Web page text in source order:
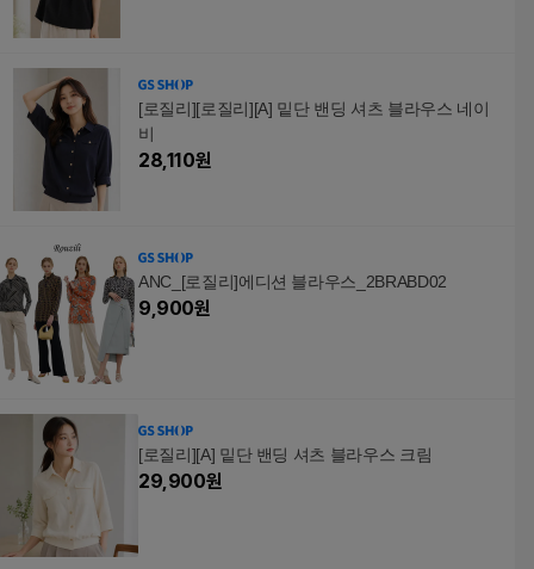
[로질리][로질리][A] 밑단 밴딩 셔츠 블라우스 네이
비
28,110원
ANC_[로질리]에디션 블라우스_2BRABD02
9,900원
[로질리][A] 밑단 밴딩 셔츠 블라우스 크림
29,900원